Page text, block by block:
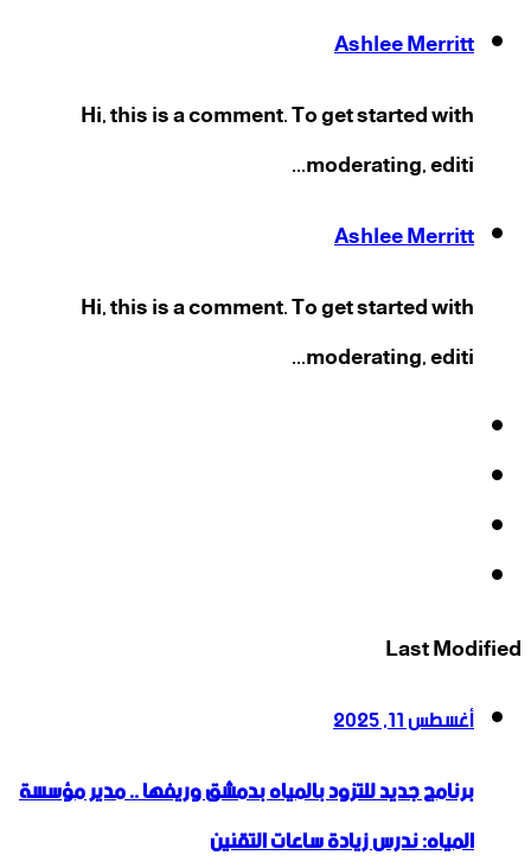
Ashlee Merritt
Hi, this is a comment. To get started with
moderating, editi...
Ashlee Merritt
Hi, this is a comment. To get started with
moderating, editi...
Last Modified
أغسطس 11, 2025
برنامج جديد للتزود بالمياه بدمشق وريفها .. مدير مؤسسة
المياه: ندرس زيادة ساعات التقنين